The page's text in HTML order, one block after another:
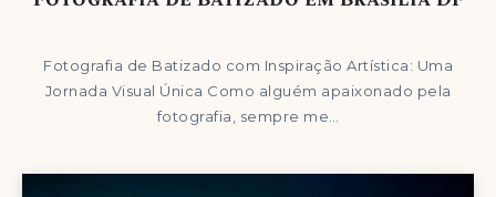
Fotografia de Batizado com Inspiração Artística: Uma
Jornada Visual Única Como alguém apaixonado pela
fotografia, sempre me…